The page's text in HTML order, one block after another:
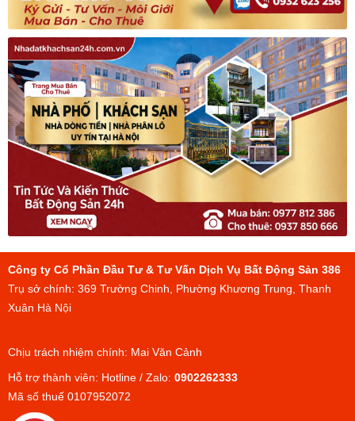
Công ty Cổ Phần Đầu Tư & Tư Vấn Dịch Vụ Bất Động Sản 386
Trụ sở chính: 369 Trường Chinh, Phường Khương Trung, Thanh
Xuân Hà Nội
Chịu trách nhiệm chính: Mai Văn Cảnh
Hỗ trợ thành viên: Hotline / Zalo: 0902262333
Mã số thuế 0107952072